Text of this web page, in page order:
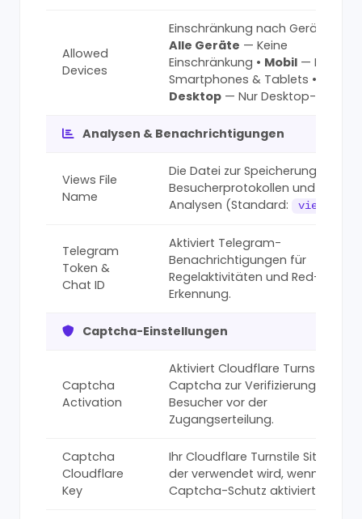
Allowed
Devices
Einschränkung nach Gerätetyp:
Alle Geräte — Keine
Einschränkung • Mobil — Nur
Smartphones & Tablets •
Desktop — Nur Desktop-Browser
Analysen & Benachrichtigungen
Views File
Name
Die Datei zur Speicherung von
Besucherprotokollen und
Analysen (Standard:
views.php
Telegram
Token &
Chat ID
Aktiviert Telegram-
Benachrichtigungen für
Regelaktivitäten und Red-Page-
Erkennung.
Captcha-Einstellungen
Captcha
Activation
Aktiviert Cloudflare Turnstile
Captcha zur Verifizierung echter
Besucher vor der
Zugangserteilung.
Captcha
Cloudflare
Key
Ihr Cloudflare Turnstile Site Key,
der verwendet wird, wenn der
Captcha-Schutz aktiviert ist.